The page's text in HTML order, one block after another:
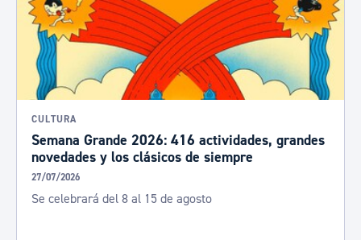
CULTURA
Semana Grande 2026: 416 actividades, grandes
novedades y los clásicos de siempre
27/07/2026
Se celebrará del 8 al 15 de agosto